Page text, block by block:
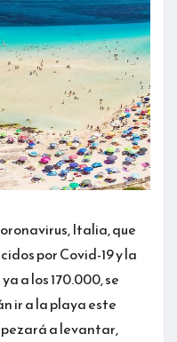
Italia, que
por Covid-19 y la
a los 170.000, se
ir a la playa este
a levantar,